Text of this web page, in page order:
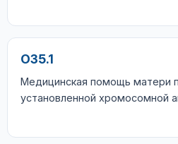
O35.1
Медицинская помощь матери
установленной хромосомной